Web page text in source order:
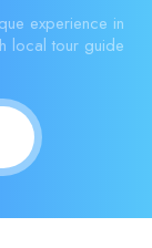
experience in
local tour guide